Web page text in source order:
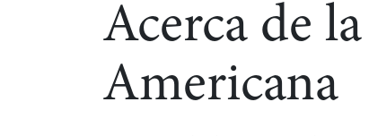
Acerca de
Americana